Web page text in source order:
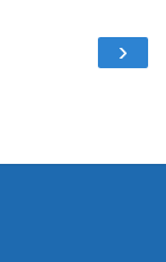
›